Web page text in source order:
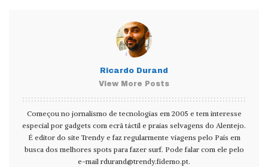
Ricardo Durand
View More Posts
Começou no jornalismo de tecnologias em 2005 e tem interesse
especial por gadgets com ecrã táctil e praias selvagens do Alentejo.
É editor do site Trendy e faz regularmente viagens pelo País em
busca dos melhores spots para fazer surf. Pode falar com ele pelo
e-mail rdurand@trendy.fidemo.pt.